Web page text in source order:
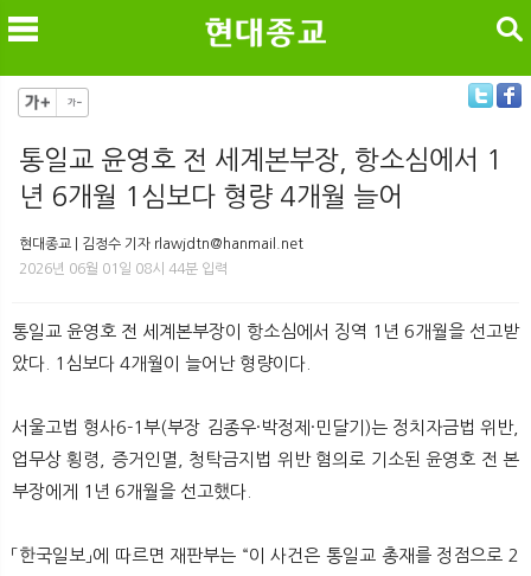
메
뉴 색
검색
통일교 윤영호 전 세계본부장, 항소심에서 1
년 6개월 1심보다 형량 4개월 늘어
현대종교 | 김정수 기자 rlawjdtn@hanmail.net
2026년 06월 01일 08시 44분 입력
통일교 윤영호 전 세계본부장이 항소심에서 징역 1년 6개월을 선고받
았다. 1심보다 4개월이 늘어난 형량이다.
서울고법 형사6-1부(부장 김종우·박정제·민달기)는 정치자금법 위반,
업무상 횡령, 증거인멸, 청탁금지법 위반 혐의로 기소된 윤영호 전 본
부장에게 1년 6개월을 선고했다.
「한국일보」에 따르면 재판부는 “이 사건은 통일교 총재를 정점으로 2